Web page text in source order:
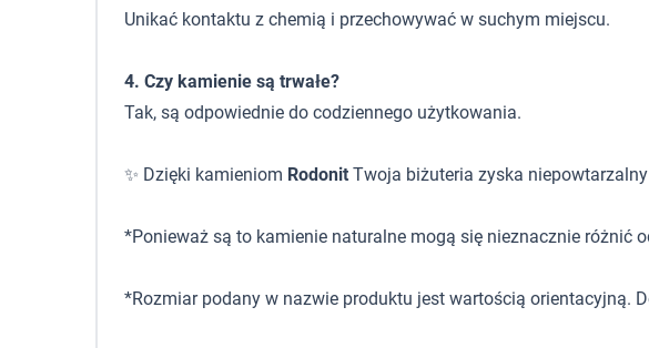
Unikać kontaktu z chemią i przechowywać w suchym miejscu.
4. Czy kamienie są trwałe?
Tak, są odpowiednie do codziennego użytkowania.
✨ Dzięki kamieniom Rodonit Twoja biżuteria zyska
*Ponieważ są to kamienie naturalne mogą się nieznacznie różnić
*Rozmiar podany w nazwie produktu jest wartością orientacyjną.